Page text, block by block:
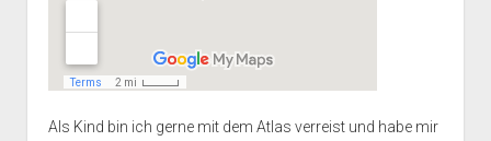
Als Kind bin ich gerne mit dem Atlas verreist und habe mir